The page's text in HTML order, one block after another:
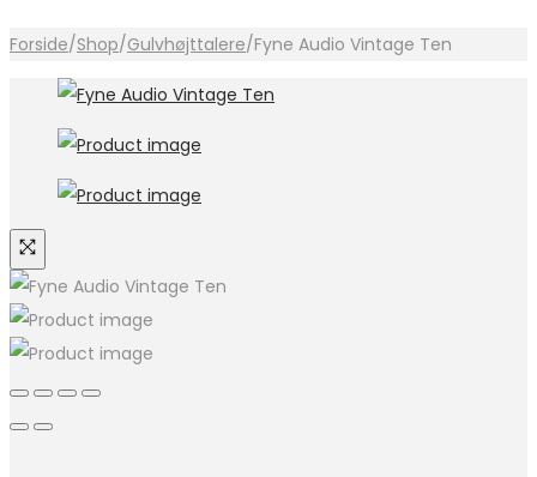
Forside/Shop/Gulvhøjttalere/Fyne Audio Vintage Ten